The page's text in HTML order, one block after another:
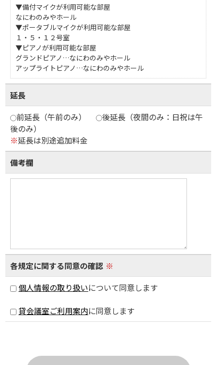
▼備付マイクが利用可能な部屋
なにわのみやホール
▼ポータブルマイクが利用可能な部屋
１・５・１２号室
▼ピアノが利用可能な部屋
グランドピアノ…なにわのみやホール
アップライトピアノ…なにわのみやホール
延長
前延長（午前のみ）
後延長（夜間のみ：日祝は午
後のみ）
※延長は別途追加料金
備考欄
各規定に関する同意の確認 ※
個人情報の取り扱いについて同意します
貸会議室ご利用案内に同意します